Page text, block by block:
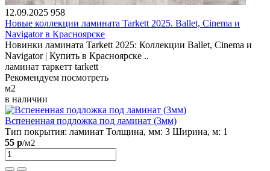
12.09.2025 958
Новые коллекции ламината Tarkett 2025. Ballet, Cinema и
Navigator в Красноярске
Новинки ламината Tarkett 2025: Коллекции Ballet, Cinema и
Navigator | Купить в Красноярске ..
ламинат таркетт tarkett
Рекомендуем посмотреть
м2
в наличии
Вспененная подложка под ламинат (3мм)
Тип покрытия: ламинат Толщина, мм: 3 Ширина, м: 1
55 р/м2